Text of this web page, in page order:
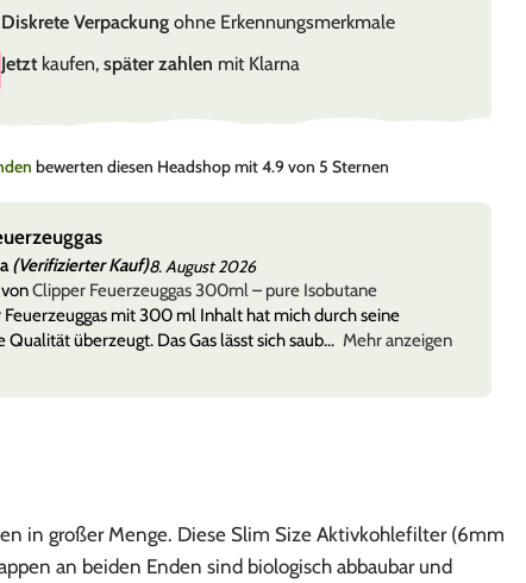
Diskrete Verpackungohne Erkennungsmerkmale
Jetztkaufen, später zahlen mit Klarna
bewerten diesen Headshop mit 4.9 von 5 Sternen
(Verifizierter Kauf)8. August 2026
Clipper Feuerzeuggas 300ml – pure Isobutane
Feuerzeuggas mit 300 ml Inhalt hat mich durch seine
Qualität überzeugt. Das Gas lässt sich saub
Mehr anzeigen
in großer Menge. Diese Slim Size Aktivkohlefilter (6mm
an beiden Enden sind biologisch abbaubar und